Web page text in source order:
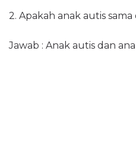
2. Apakah anak autis
Jawab : Anak autis dan